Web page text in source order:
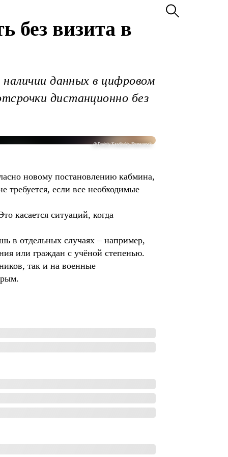
без визита в
данных в цифровом
дистанционно без
@ Dmitriy Kandinskiy/Shutterstock
новому постановлению кабмина,
если все необходимые
касается ситуаций, когда
в отдельных случаях – например,
или граждан с учёной степенью.
так и на военные